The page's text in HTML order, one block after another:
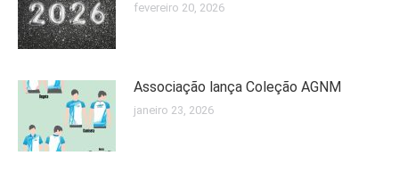
fevereiro 20, 2026
Associação lança Coleção AGNM
janeiro 23, 2026